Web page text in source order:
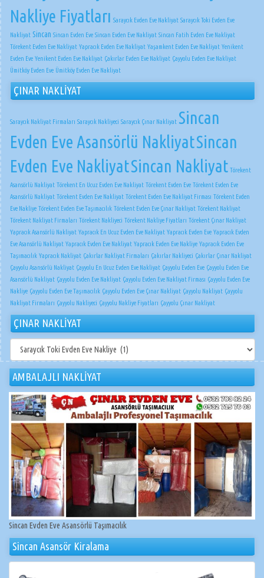
Nakliye Fiyatları Saraycık Evden Eve Nakliyat Saraycık Toki Evden Eve
Nakliyat Sincan Sincan Evden Eve Sincan Evden Eve Nakliyat Sincan Fatih Evden Eve Nakliyat
Törekent Evden Eve Nakliyat Yapracık Evden Eve Nakliyat Yaşamkent Evden Eve Nakliyat Yenikent
Evden Eve Yenikent Evden Eve Nakliyat Çakırlar Evden Eve Nakliyat Çayyolu Evden Eve Nakliyat
Ümitköy Evden Eve Ümitköy Evden Eve Nakliyat
ÇINAR NAKLİYAT
Saraycık Nakliyat Firmaları Saraycık Nakliyeci Saraycık Çınar Nakliyat Sincan
Evden Eve Asansörlü NakliyatSincan
Evden Eve NakliyatSincan Nakliyat Törekent
Asansörlü Nakliyat Törekent En Ucuz Evden Eve Nakliyat Törekent Evden Eve Törekent Evden Eve
Asansörlü Nakliyat Törekent Evden Eve Nakliyat Törekent Evden Eve Nakliyat Firması Törekent Evden
Eve Nakliye Törekent Evden Eve Taşımacılık Törekent Evden Eve Çınar Nakliyat Törekent Nakliyat
Törekent Nakliyat Firmaları Törekent Nakliyeci Törekent Nakliye Fiyatları Törekent Çınar Nakliyat
Yapracık Asansörlü Nakliyat Yapracık En Ucuz Evden Eve Nakliyat Yapracık Evden Eve Yapracık Evden
Eve Asansörlü Nakliyat Yapracık Evden Eve Nakliyat Yapracık Evden Eve Nakliye Yapracık Evden Eve
Taşımacılık Yapracık Nakliyat Çakırlar Nakliyat Firmaları Çakırlar Nakliyeci Çakırlar Çınar Nakliyat
Çayyolu Asansörlü Nakliyat Çayyolu En Ucuz Evden Eve Nakliyat Çayyolu Evden Eve Çayyolu Evden Eve
Asansörlü Nakliyat Çayyolu Evden Eve Nakliyat Çayyolu Evden Eve Nakliyat Firması Çayyolu Evden Eve
Nakliye Çayyolu Evden Eve Taşımacılık Çayyolu Evden Eve Çınar Nakliyat Çayyolu Nakliyat Çayyolu
Nakliyat Firmaları Çayyolu Nakliyeci Çayyolu Nakliye Fiyatları Çayyolu Çınar Nakliyat
ÇINAR NAKLİYAT
NAKLİYAT
AMBALAJLI NAKLİYAT
Sincan Evden Eve Asansörlü Taşımacılık
Sincan Asansör Kiralama